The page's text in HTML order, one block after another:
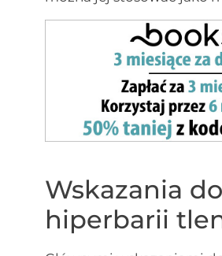
Wskazania do
hiperbarii